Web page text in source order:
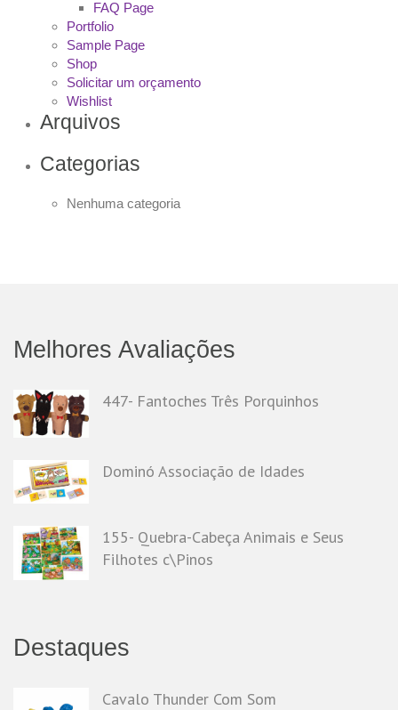
FAQ Page
Portfolio
Sample Page
Shop
Solicitar um orçamento
Wishlist
Arquivos
Categorias
Nenhuma categoria
Melhores Avaliações
447- Fantoches Três Porquinhos
Dominó Associação de Idades
155- Quebra-Cabeça Animais e Seus
Filhotes c\Pinos
Destaques
Cavalo Thunder Com Som